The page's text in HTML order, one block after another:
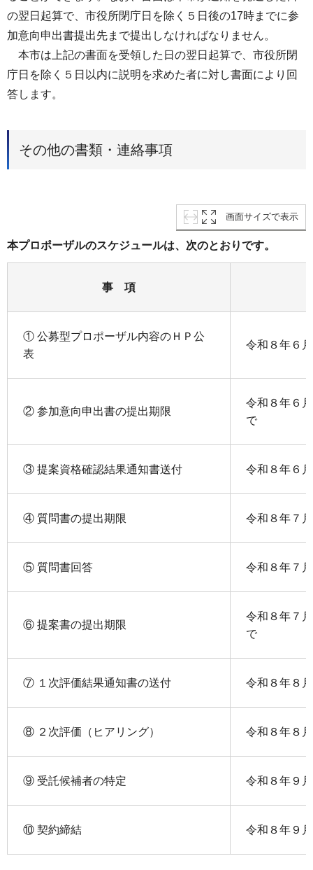
の翌日起算で、市役所閉庁日を除く５日後の17時までに参
加意向申出書提出先まで提出しなければなりません。
本市は上記の書面を受領した日の翌日起算で、市役所閉
庁日を除く５日以内に説明を求めた者に対し書面により回
答します。
その他の書類・連絡事項
画面サイズで表示
本プロポーザルのスケジュールは、次のとおりです。
事 項
① 公募型プロポーザル内容のＨＰ公
表
令和８年６
② 参加意向申出書の提出期限
令和８年６
で
③ 提案資格確認結果通知書送付 令和８年６
④ 質問書の提出期限 令和８年７
⑤ 質問書回答 令和８年７
⑥ 提案書の提出期限
令和８年７
で
⑦ １次評価結果通知書の送付 令和８年８
⑧ ２次評価（ヒアリング） 令和８年８
⑨ 受託候補者の特定 令和８年９
⑩ 契約締結 令和８年９